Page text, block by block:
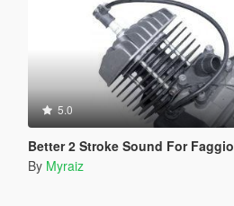
5.0
Better 2 Stroke Sound For Faggio
By Myraiz